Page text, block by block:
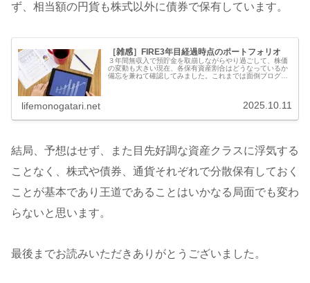
ず、相当額の円貨も株式以外に債券で保有しています。
［雑感］FIRE3年目経過時点のポートフォリオ
３年間無収入で預貯金を取崩しながらやり過ごして、株価
の変動も大きい現在、各保有資産割合はどうなっているか
備忘を兼ねて確認してみました。これまでは面倒ブログ主
lifemonogatari.net 2025.10.11
結局、予想はせず、また目先好調な資産クラスに浮気する
ことなく、株式や債券、通貨それぞれで分散保有しておく
ことが基本であり王道であることはいかなる局面でも変わ
らないと思います。
最後までお読みいただきありがとうございました。